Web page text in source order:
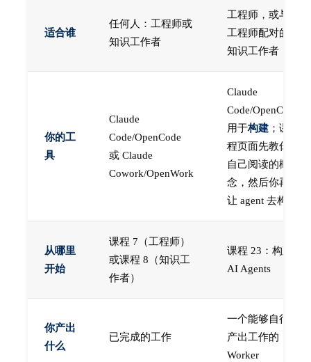
适合谁
任何人：工程师或
知识工作者
工程师，或与
工程师配对的
知识工作者
你的工
具
Claude
Code/OpenCode
或 Claude
Cowork/OpenWork
Claude
Code/OpenCode
用于构建 ；课
程页面先教你
自己阅读的概
念，然后你再
让 agent 去构建
从哪里
开始
课程 7（工程师）
或课程 8（知识工
作者）
课程 23：构建
AI Agents
你产出
什么
已完成的工作
一个能够自行
产出工作的
Worker